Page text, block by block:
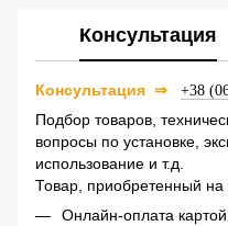
Консультация
Консультация ⇒ +38
Подбор товаров,
вопросы по установке,
использование и т.д.
Товар, приобретенный
Онлайн-оплата